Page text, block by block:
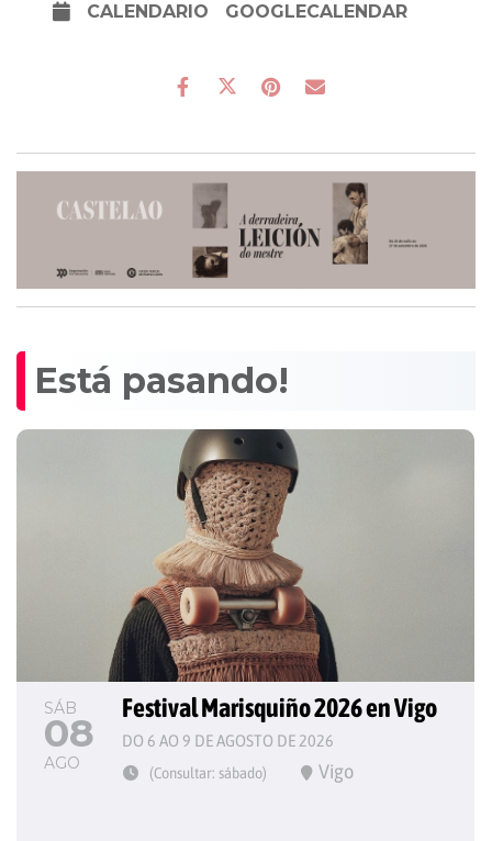
CALENDARIO GOOGLECALENDAR
Está pasando!
SÁB
08
AGO
Festival Marisquiño 2026 en Vigo
DO 6 AO 9 DE AGOSTO DE 2026
(Consultar: sábado) Vigo